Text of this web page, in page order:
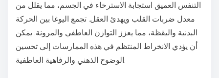
التنفس العميق استجابة الاسترخاء في الجسم، مما يقلل من
معدل ضربات القلب ويهدئ العقل. تجمع اليوغا بين الحركة
البدنية واليقظة، مما يعزز التوازن العاطفي والمرونة. يمكن
أن يؤدي الانخراط المنتظم في هذه الممارسات إلى تحسين
الوضوح الذهني والرفاهية العاطفية.